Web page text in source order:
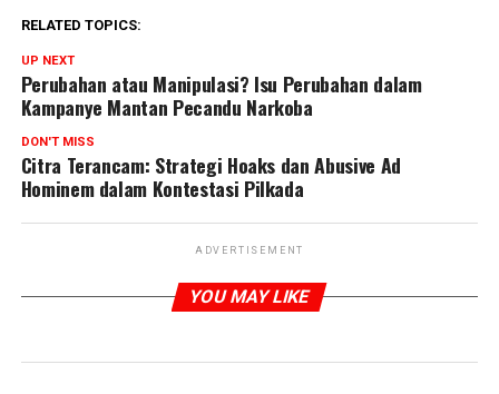
RELATED TOPICS:
UP NEXT
Perubahan atau Manipulasi? Isu Perubahan dalam
Kampanye Mantan Pecandu Narkoba
DON'T MISS
Citra Terancam: Strategi Hoaks dan Abusive Ad
Hominem dalam Kontestasi Pilkada
ADVERTISEMENT
YOU MAY LIKE